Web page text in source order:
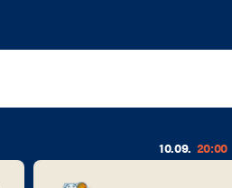
10.09. 20:00